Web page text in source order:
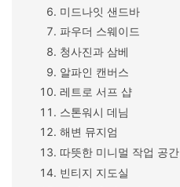
미드나잇 샌드바
파우더 스웨이드
청사진과 삼베
알파인 캔버스
레트로 서프 샵
스톤워시 데님
해변 뮤지엄
따뜻한 미니멀 작업 공간
빈티지 지도실